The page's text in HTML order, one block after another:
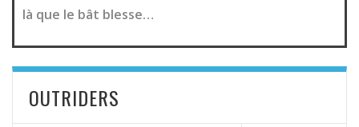
là que le bât blesse…
OUTRIDERS